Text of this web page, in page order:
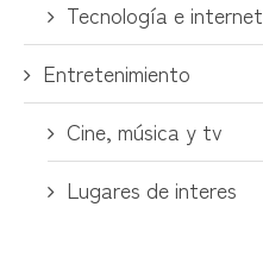
Tecnología e internet
Entretenimiento
Cine, música y tv
Lugares de interes